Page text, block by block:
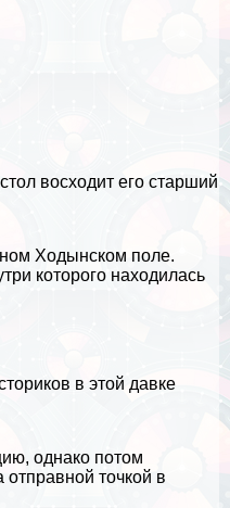
восходит его старший
Ходынском поле.
которого находилась
в этой давке
однако потом
точкой в